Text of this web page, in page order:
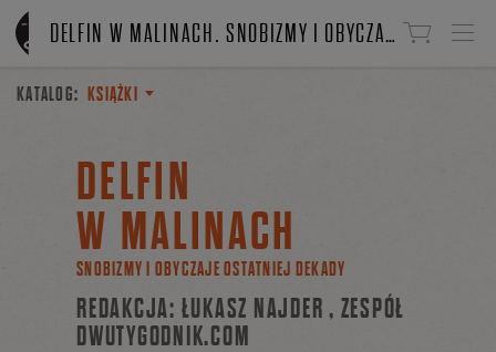
Linki do przejścia
DELFIN W MALINACH. SNOBIZMY I OBYCZAJE OSTATNIEJ DEKADY
KATALOG: KSIĄŻKI
DELFIN
W MALINACH
SNOBIZMY I OBYCZAJE OSTATNIEJ DEKADY
REDAKCJA: ŁUKASZ NAJDER , ZESPÓŁ
DWUTYGODNIK.COM